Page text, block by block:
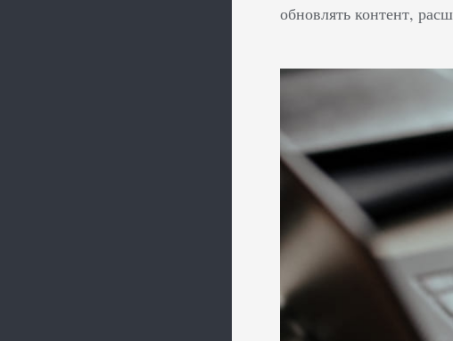
обновлять контент,